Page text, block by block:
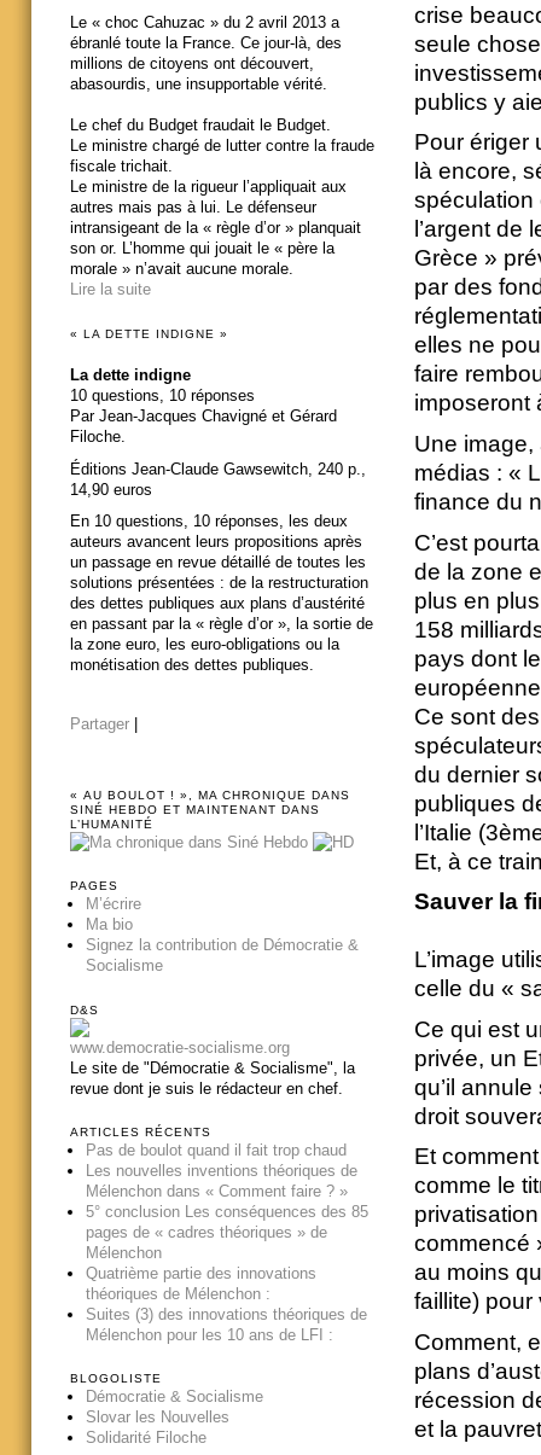
crise
seule
publics y
Pour ériger
là encore,
spéculation
l’argent de
Grèce »
par des
elles ne
faire
imposeront
Une image,
médias : «
finance du
C’est
de la zone
plus en
158
pays dont
Ce sont
du dernier
publiques
l’Italie
Et, à ce
Sauver la
L’image
celle du «
Ce qui est
privée, un
qu’il
droit
Et
comme le
commencé
au moins
faillite) pour
Comment,
plans
récession
et la
Le « choc Cahuzac » du 2 avril 2013 a
ébranlé toute la France. Ce jour-là, des
millions de citoyens ont découvert,
abasourdis, une insupportable vérité.
Le chef du Budget fraudait le Budget.
Le ministre chargé de lutter contre la fraude
fiscale trichait.
Le ministre de la rigueur l’appliquait aux
autres mais pas à lui. Le défenseur
intransigeant de la « règle d’or » planquait
son or. L’homme qui jouait le « père la
morale » n’avait aucune morale.
Lire la suite
« LA DETTE INDIGNE »
La dette indigne
10 questions, 10 réponses
Par Jean-Jacques Chavigné et Gérard
Filoche.
Éditions Jean-Claude Gawsewitch, 240 p.,
14,90 euros
En 10 questions, 10 réponses, les deux
auteurs avancent leurs propositions après
un passage en revue détaillé de toutes les
solutions présentées : de la restructuration
des dettes publiques aux plans d’austérité
en passant par la « règle d’or », la sortie de
la zone euro, les euro-obligations ou la
monétisation des dettes publiques.
Partager
« AU BOULOT ! », MA CHRONIQUE DANS
SINÉ HEBDO ET MAINTENANT DANS
L’HUMANITÉ
PAGES
M’écrire
Ma bio
Signez la contribution de Démocratie &
Socialisme
D&S
www.democratie-socialisme.org
Le site de "Démocratie & Socialisme", la
revue dont je suis le rédacteur en chef.
ARTICLES RÉCENTS
Pas de boulot quand il fait trop chaud
Les nouvelles inventions théoriques de
Mélenchon dans « Comment faire ? »
5° conclusion Les conséquences des 85
pages de « cadres théoriques » de
Mélenchon
Quatrième partie des innovations
théoriques de Mélenchon :
Suites (3) des innovations théoriques de
Mélenchon pour les 10 ans de LFI :
BLOGOLISTE
Démocratie & Socialisme
Slovar les Nouvelles
Solidarité Filoche